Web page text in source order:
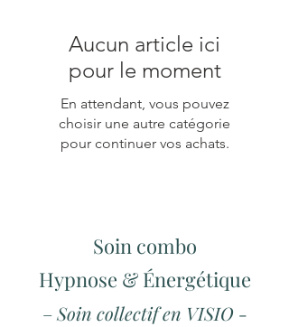
Aucun article ici
pour le moment
En attendant, vous pouvez
choisir une autre catégorie
pour continuer vos achats.
Soin combo
Hypnose & Énergétique
–Soin collectif en VISIO -